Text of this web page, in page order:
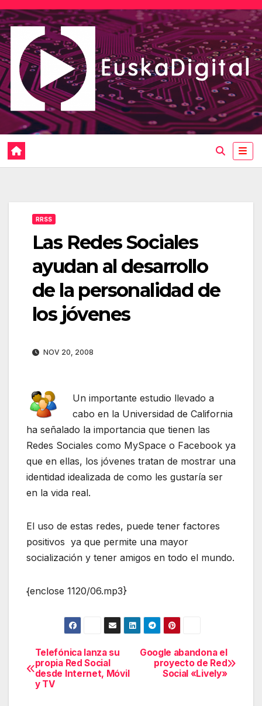
Saltar
al
contenido
RRSS
Las Redes Sociales
ayudan al desarrollo
de la personalidad de
los jóvenes
NOV 20, 2008
Un importante estudio llevado a
cabo en la Universidad de California
ha señalado la importancia que tienen las
Redes Sociales como MySpace o Facebook ya
que en ellas, los jóvenes tratan de mostrar una
identidad idealizada de como les gustaría ser
en la vida real.
El uso de estas redes, puede tener factores
positivos ya que permite una mayor
socialización y tener amigos en todo el mundo.
{enclose 1120/06.mp3}
Navegación
de
Google abandona el
proyecto de Red
Social «Lively»
Telefónica lanza su
propia Red Social
desde Internet, Móvil
y TV